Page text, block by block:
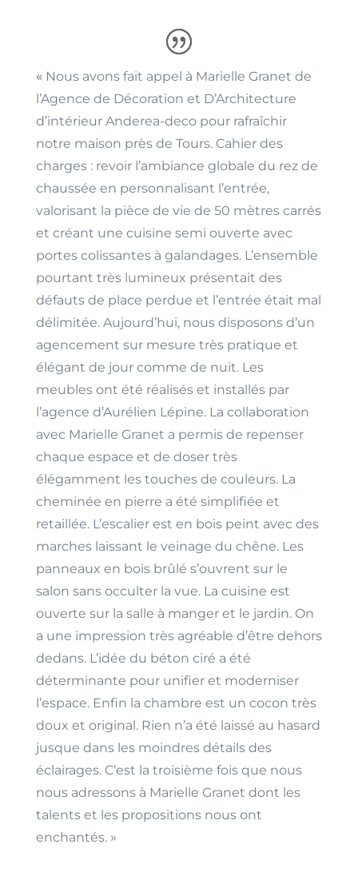
« Nous avons fait appel à Marielle Granet de
l’Agence de Décoration et D’Architecture
d’intérieur Anderea-deco pour rafraîchir
notre maison près de Tours. Cahier des
charges : revoir l’ambiance globale du rez de
chaussée en personnalisant l’entrée,
valorisant la pièce de vie de 50 mètres carrés
et créant une cuisine semi ouverte avec
portes colissantes à galandages. L’ensemble
pourtant très lumineux présentait des
défauts de place perdue et l’entrée était mal
délimitée. Aujourd’hui, nous disposons d’un
agencement sur mesure très pratique et
élégant de jour comme de nuit. Les
meubles ont été réalisés et installés par
l’agence d’Aurélien Lépine. La collaboration
avec Marielle Granet a permis de repenser
chaque espace et de doser très
élégamment les touches de couleurs. La
cheminée en pierre a été simplifiée et
retaillée. L’escalier est en bois peint avec des
marches laissant le veinage du chêne. Les
panneaux en bois brûlé s’ouvrent sur le
salon sans occulter la vue. La cuisine est
ouverte sur la salle à manger et le jardin. On
a une impression très agréable d’être dehors
dedans. L’idée du béton ciré a été
déterminante pour unifier et moderniser
l’espace. Enfin la chambre est un cocon très
doux et original. Rien n’a été laissé au hasard
jusque dans les moindres détails des
éclairages. C’est la troisième fois que nous
nous adressons à Marielle Granet dont les
talents et les propositions nous ont
enchantés. »